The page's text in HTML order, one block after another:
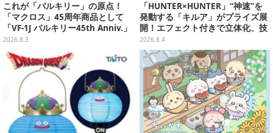
これが「バルキリー」の原点！
「マクロス」45周年商品として
「VF-1J バルキリー45th Anniv.」
が予約開始
2026.8.3
「HUNTER×HUNTER」“神速”を
発動する「キルア」がプライズ展
開！エフェクト付きで立体化、技
名アクリルパネル付き
2026.8.4